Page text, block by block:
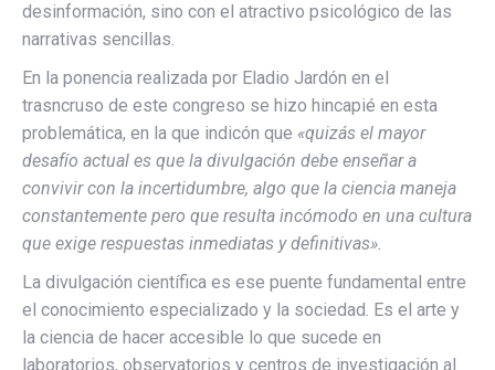
desinformación, sino con el atractivo psicológico de las
narrativas sencillas.
En la ponencia realizada por Eladio Jardón en el
trasncruso de este congreso se hizo hincapié en esta
problemática, en la que indicón que «quizás el mayor
desafío actual es que la divulgación debe enseñar a
convivir con la incertidumbre, algo que la ciencia maneja
constantemente pero que resulta incómodo en una cultura
que exige respuestas inmediatas y definitivas».
La divulgación científica es ese puente fundamental entre
el conocimiento especializado y la sociedad. Es el arte y
la ciencia de hacer accesible lo que sucede en
laboratorios, observatorios y centros de investigación al